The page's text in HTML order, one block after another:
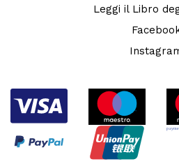
Leggi il Libro